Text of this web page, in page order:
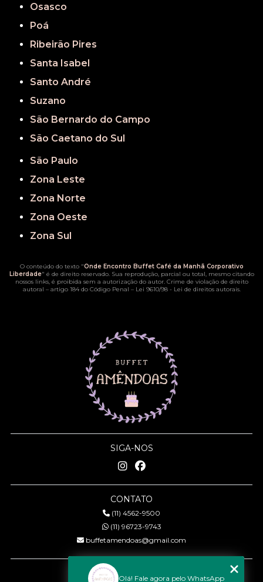
Osasco
Poá
Ribeirão Pires
Santa Isabel
Santo André
Suzano
São Bernardo do Campo
São Caetano do Sul
São Paulo
Zona Leste
Zona Norte
Zona Oeste
Zona Sul
O conteúdo do texto "Onde Encontro Buffet Café da Manhã Corporativo
Liberdade" é de direito reservado. Sua reprodução, parcial ou total, mesmo citando
nossos links, é proibida sem a autorização do autor. Crime de violação de direito
autoral – artigo 184 do Código Penal – Lei 9610/98 - Lei de direitos autorais.
SIGA-NOS
CONTATO
(11) 4562-9500
(11) 96723-9743
buffetamendoas@gmail.com
MENU
Olá! Fale agora pelo WhatsApp